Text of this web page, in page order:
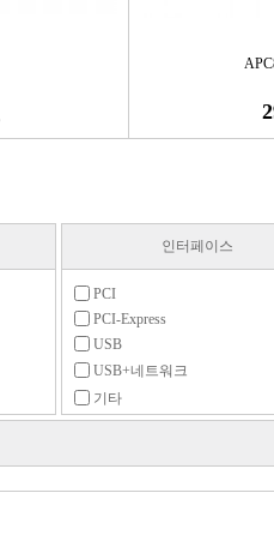
인터페이스
PCI
PCI-Express
USB
USB+네트워크
기타
네트워크